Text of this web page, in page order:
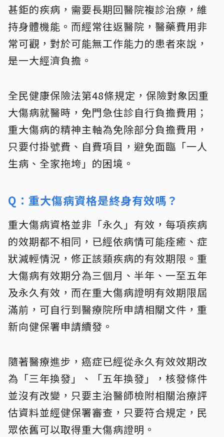
甚鉅的疾病，需要長期回醫院複診治療，維
持身體機能。而經常往返醫院，醫藥費用非
常可觀，對於可能無工作能力的患者來說，
是一大經濟負擔。
全民健康保險法第48條規定，保險對象因重
大傷病就醫時，免門急住診自行負擔費用；
重大傷病的精神主軸為免除部分負擔費用，
只要付掛號費、自費項目，避免面臨「一人
生病、全家拖垮」的困境。
Q：重大傷病資格是終身有效嗎？
重大傷病資格並非「永久」有效，每項疾病
的效期都不相同，已經依病情可能痊癒、症
狀減輕情況，修正該類疾病的有效期限。重
大傷病有效期分為三個月、半年、一至五年
及永久有效，而在重大傷病證明有效期限屆
滿前，可自行到醫療院所申請相關文件，重
新向健保署申請續發。
隨著醫療進步，癌症已經從永久有效效期改
為「三年換發」、「五年換發」，核發條件
並沒有改變，只要主治醫師檢附相關治療評
估資料並經健保署審查，只要符合規定，民
眾依舊可以取得重大傷病證明。